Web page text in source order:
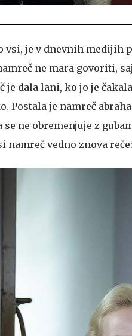
vsi, je v dnevnih medijih
ne mara govoriti,
je dala lani, ko jo je
Postala je namreč
ne obremenjuje z
namreč vedno znova